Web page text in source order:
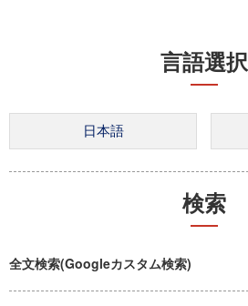
言語選択
検索
全文検索(Googleカスタム検索)